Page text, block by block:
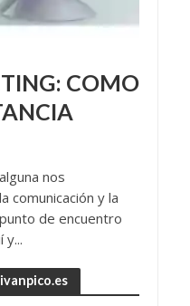
COMO
nos
comunicación y la
de encuentro
y...